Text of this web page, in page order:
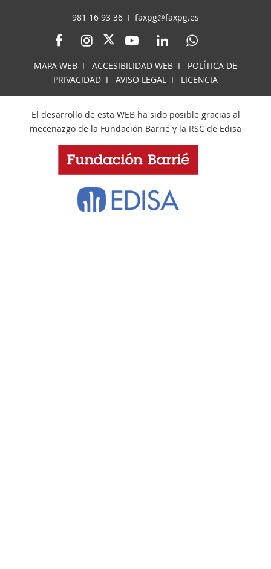
981 16 93 36 I faxpg@faxpg.es
MAPA WEB I ACCESIBILIDAD WEB I POLÍTICA DE
PRIVACIDAD I AVISO LEGAL I LICENCIA
El desarrollo de esta WEB ha sido posible gracias al
mecenazgo de la Fundación Barrié y la RSC de Edisa